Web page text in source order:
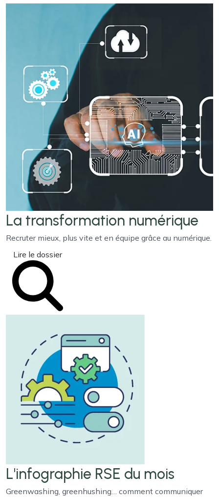
La transformation numérique
Recruter mieux, plus vite et en équipe grâce au numérique.
Lire le dossier
L'infographie RSE du mois
Greenwashing, greenhushing… comment communiquer